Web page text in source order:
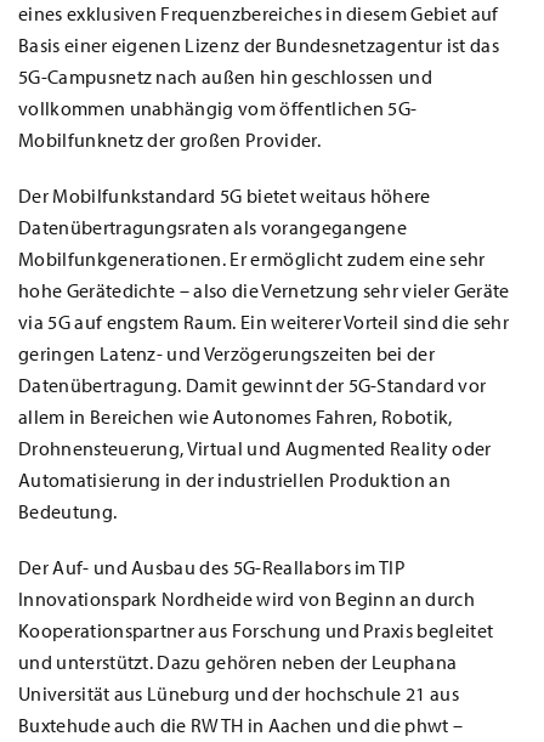
eines exklusiven Frequenzbereiches in diesem Gebiet auf
Basis einer eigenen Lizenz der Bundesnetzagentur ist das
5G-Campusnetz nach außen hin geschlossen und
vollkommen unabhängig vom öffentlichen 5G-
Mobilfunknetz der großen Provider.
Der Mobilfunkstandard 5G bietet weitaus höhere
Datenübertragungsraten als vorangegangene
Mobilfunkgenerationen. Er ermöglicht zudem eine sehr
hohe Gerätedichte – also die Vernetzung sehr vieler Geräte
via 5G auf engstem Raum. Ein weiterer Vorteil sind die sehr
geringen Latenz- und Verzögerungszeiten bei der
Datenübertragung. Damit gewinnt der 5G-Standard vor
allem in Bereichen wie Autonomes Fahren, Robotik,
Drohnensteuerung, Virtual und Augmented Reality oder
Automatisierung in der industriellen Produktion an
Bedeutung.
Der Auf- und Ausbau des 5G-Reallabors im TIP
Innovationspark Nordheide wird von Beginn an durch
Kooperationspartner aus Forschung und Praxis begleitet
und unterstützt. Dazu gehören neben der Leuphana
Universität aus Lüneburg und der hochschule 21 aus
Buxtehude auch die RWTH in Aachen und die phwt –